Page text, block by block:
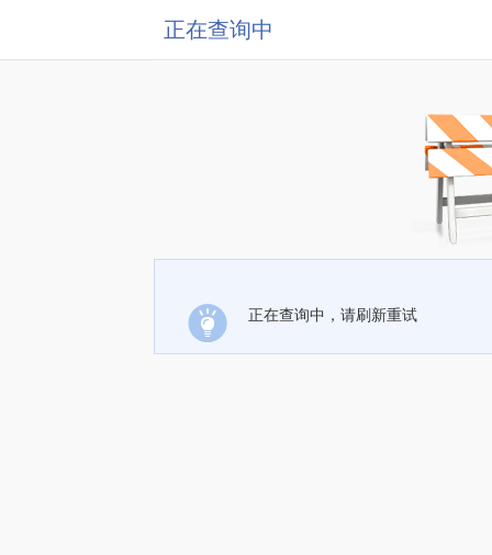
正在查询中
正在查询中，请刷新重试